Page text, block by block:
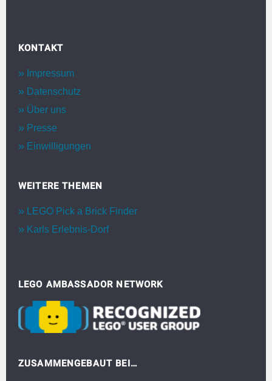
KONTAKT
Impressum
Datenschutz
Über uns
Presse
Einwilligungen
WEITERE THEMEN
LEGO Pick a Brick Finder
Karls Erlebnis-Dorf
LEGO AMBASSADOR NETWORK
ZUSAMMENGEBAUT BEI…